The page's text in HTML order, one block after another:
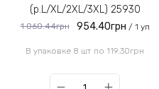
(р.L/XL/2XL/3XL) 25930
1 060.44грн 954.40грн / 1 уп
В упаковке 8 шт по 119.30грн